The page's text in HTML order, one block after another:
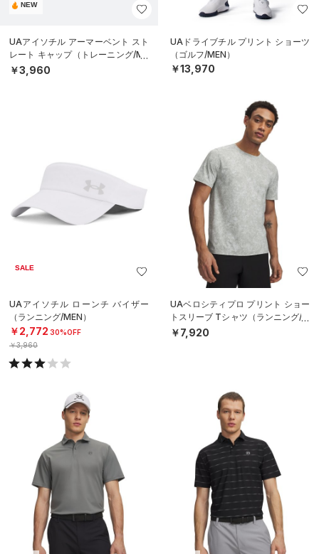
NEW
UAアイソチル アーマーベント スト
レート キャップ（トレーニング/ME
N）
￥3,960
UAドライブチル プリント ショーツ
（ゴルフ/MEN）
￥13,970
SALE
UAアイソチル ローンチ バイザー
（ランニング/MEN）
￥2,772 30%OFF
￥3,960
UAベロシティプロ プリント ショー
トスリーブ Tシャツ（ランニング/M
EN）
￥7,920